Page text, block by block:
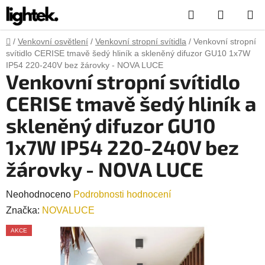
Přejít
na
obsah
Hledat
KOŠÍK
Domů
/ Venkovní osvětlení / Venkovní stropní svítidla / Venkovní stropní
svítidlo CERISE tmavě šedý hliník a skleněný difuzor GU10 1x7W
IP54 220-240V bez žárovky - NOVA LUCE
Venkovní stropní svítidlo
CERISE tmavě šedý hliník a
skleněný difuzor GU10
1x7W IP54 220-240V bez
žárovky - NOVA LUCE
Průměrné
hodnocení
produktu
Neohodnoceno Podrobnosti hodnocení
Značka: NOVALUCE
AKCE